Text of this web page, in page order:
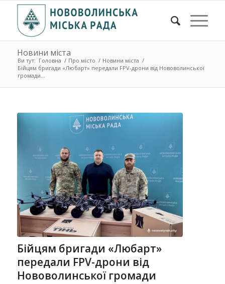
Новини міста
Ви тут: Головна / Про місто / Новини міста /
Бійцям бригади «Любарт» передали FPV-дрони від Нововолинської
громади...
Бійцям бригади «Любарт»
передали FPV-дрони від
Нововолинської громади